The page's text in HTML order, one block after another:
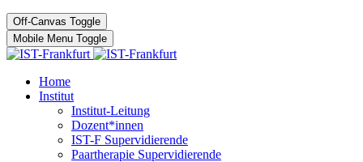
Off-Canvas Toggle
Mobile Menu Toggle
Home
Institut
Institut-Leitung
Dozent*innen
IST-F Supervidierende
Paartherapie Supervidierende